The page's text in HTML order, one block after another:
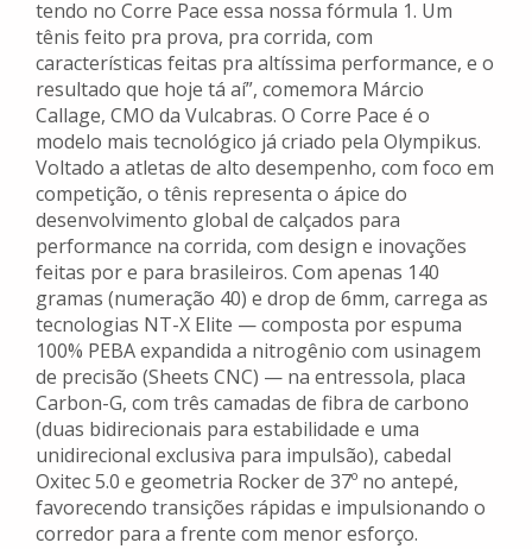
tendo no Corre Pace essa nossa fórmula 1. Um
tênis feito pra prova, pra corrida, com
características feitas pra altíssima performance, e o
resultado que hoje tá aí”, comemora Márcio
Callage, CMO da Vulcabras. O Corre Pace é o
modelo mais tecnológico já criado pela Olympikus.
Voltado a atletas de alto desempenho, com foco em
competição, o tênis representa o ápice do
desenvolvimento global de calçados para
performance na corrida, com design e inovações
feitas por e para brasileiros. Com apenas 140
gramas (numeração 40) e drop de 6mm, carrega as
tecnologias NT-X Elite — composta por espuma
100% PEBA expandida a nitrogênio com usinagem
de precisão (Sheets CNC) — na entressola, placa
Carbon-G, com três camadas de fibra de carbono
(duas bidirecionais para estabilidade e uma
unidirecional exclusiva para impulsão), cabedal
Oxitec 5.0 e geometria Rocker de 37º no antepé,
favorecendo transições rápidas e impulsionando o
corredor para a frente com menor esforço.